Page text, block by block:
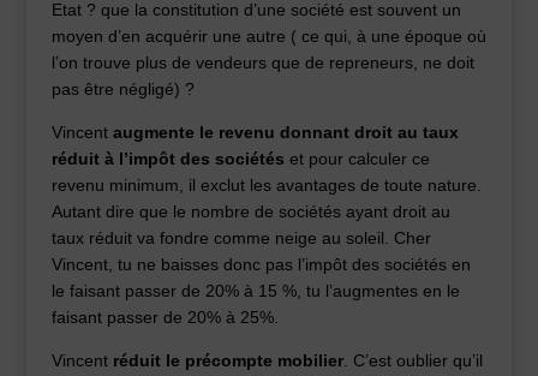
Etat ? que la constitution d’une société est souvent un
moyen d’en acquérir une autre ( ce qui, à une époque où
l’on trouve plus de vendeurs que de repreneurs, ne doit
pas être négligé) ?
Vincent augmente le revenu donnant droit au taux
réduit à l’impôt des sociétés et pour calculer ce
revenu minimum, il exclut les avantages de toute nature.
Autant dire que le nombre de sociétés ayant droit au
taux réduit va fondre comme neige au soleil. Cher
Vincent, tu ne baisses donc pas l’impôt des sociétés en
le faisant passer de 20% à 15 %, tu l’augmentes en le
faisant passer de 20% à 25%.
Vincent réduit le précompte mobilier. C’est oublier qu’il